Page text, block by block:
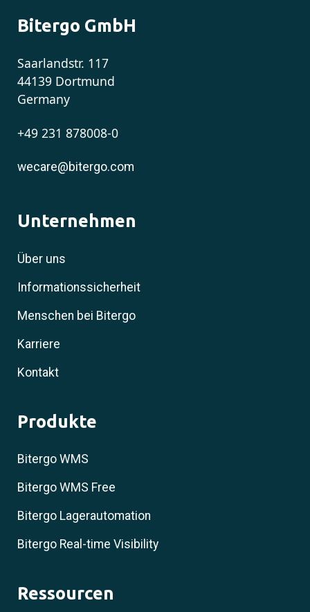
Bitergo GmbH
Saarlandstr. 117
44139 Dortmund
Germany
+49 231 878008-0
wecare@bitergo.com
Unternehmen
Über uns
Informationssicherheit
Menschen bei Bitergo
Karriere
Kontakt
Produkte
Bitergo WMS
Bitergo WMS Free
Bitergo Lagerautomation
Bitergo Real-time Visibility
Ressourcen